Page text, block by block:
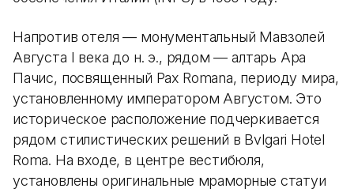
Напротив отеля — монументальный Мавзолей
Августа I века до н. э., рядом — алтарь Ара
Пачис, посвященный Pax Romana, периоду мира,
установленному императором Августом. Это
историческое расположение подчеркивается
рядом стилистических решений в Bvlgari Hotel
Roma. На входе, в центре вестибюля,
установлены оригинальные мраморные статуи